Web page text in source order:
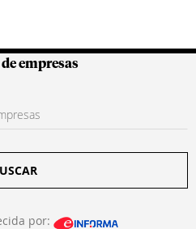
Colombianas
empresas
por: